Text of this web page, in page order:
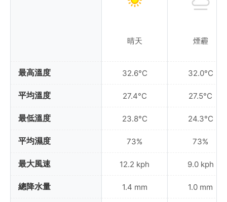
最高溫度
平均溫度
最低溫度
平均濕度
最大風速
總降水量
晴天
32.6°C
27.4°C
23.8°C
73%
12.2 kph
1.4 mm
煙霾
32.0°C
27.5°C
24.3°C
73%
9.0 kph
1.0 mm